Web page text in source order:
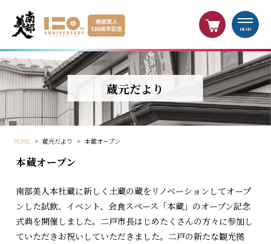
MENU
蔵元だより
HOME > 蔵元だより > 本蔵オープン
本蔵オープン
南部美人本社蔵に新しく土蔵の蔵をリノベーションしてオープ
ンした試飲、イベント、会食スペース「本蔵」のオープン記念
式典を開催しました。二戸市長はじめたくさんの方々に参加し
ていただきお祝いしていただきました。二戸の新たな観光拠